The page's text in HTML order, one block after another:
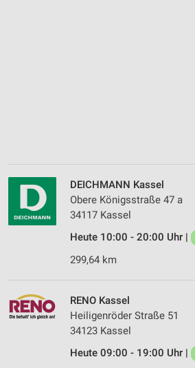
DEICHMANN Kassel
Obere Königsstraße 47 a
34117 Kassel
Heute 10:00 - 20:00 Uhr |
299,64 km
RENO Kassel
Heiligenröder Straße 51
34123 Kassel
Heute 09:00 - 19:00 Uhr |